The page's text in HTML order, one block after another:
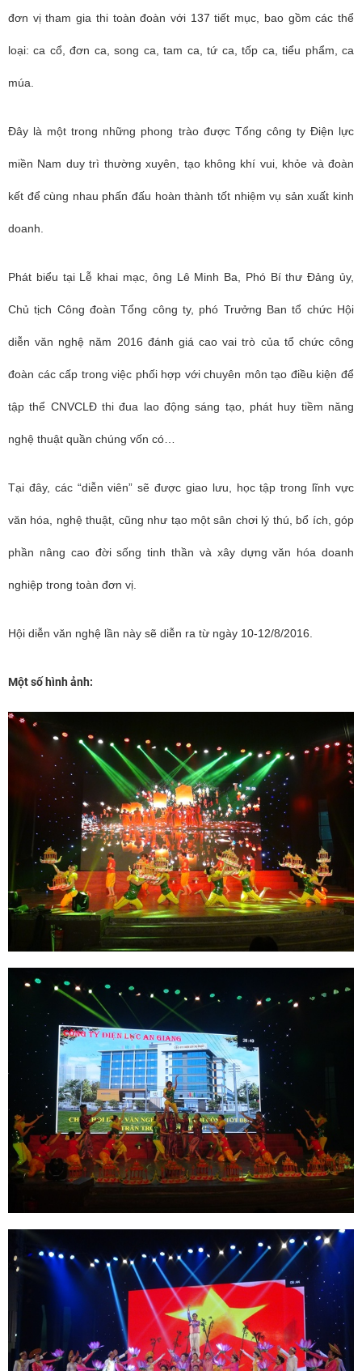
đơn vị tham gia thi toàn đoàn với 137 tiết mục, bao gồm các thể
loại: ca cổ, đơn ca, song ca, tam ca, tứ ca, tốp ca, tiểu phẩm, ca
múa.
Đây là một trong những phong trào được Tổng công ty Điện lực
miền Nam duy trì thường xuyên, tạo không khí vui, khỏe và đoàn
kết để cùng nhau phấn đấu hoàn thành tốt nhiệm vụ sản xuất kinh
doanh.
Phát biểu tại Lễ khai mạc, ông Lê Minh Ba, Phó Bí thư Đảng ủy,
Chủ tịch Công đoàn Tổng công ty, phó Trưởng Ban tổ chức Hội
diễn văn nghệ năm 2016 đánh giá cao vai trò của tổ chức công
đoàn các cấp trong việc phối hợp với chuyên môn tạo điều kiện để
tập thể CNVCLĐ thi đua lao động sáng tạo, phát huy tiềm năng
nghệ thuật quần chúng vốn có…
Tại đây, các “diễn viên” sẽ được giao lưu, học tập trong lĩnh vực
văn hóa, nghệ thuật, cũng như tạo một sân chơi lý thú, bổ ích, góp
phần nâng cao đời sống tinh thần và xây dựng văn hóa doanh
nghiệp trong toàn đơn vị.
Hội diễn văn nghệ lần này sẽ diễn ra từ ngày 10-12/8/2016.
Một số hình ảnh: